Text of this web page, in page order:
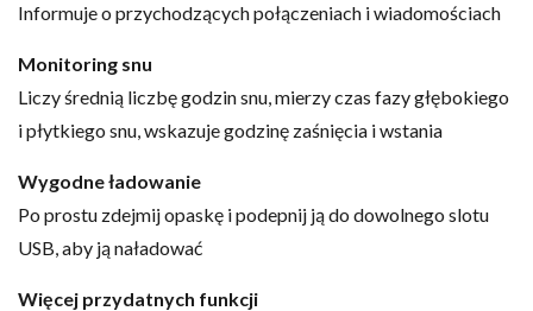
Informuje o przychodzących połączeniach i wiadomościach
Monitoring snu
Liczy średnią liczbę godzin snu, mierzy czas fazy głębokiego
i płytkiego snu, wskazuje godzinę zaśnięcia i wstania
Wygodne ładowanie
Po prostu zdejmij opaskę i podepnij ją do dowolnego slotu
USB, aby ją naładować
Więcej przydatnych funkcji